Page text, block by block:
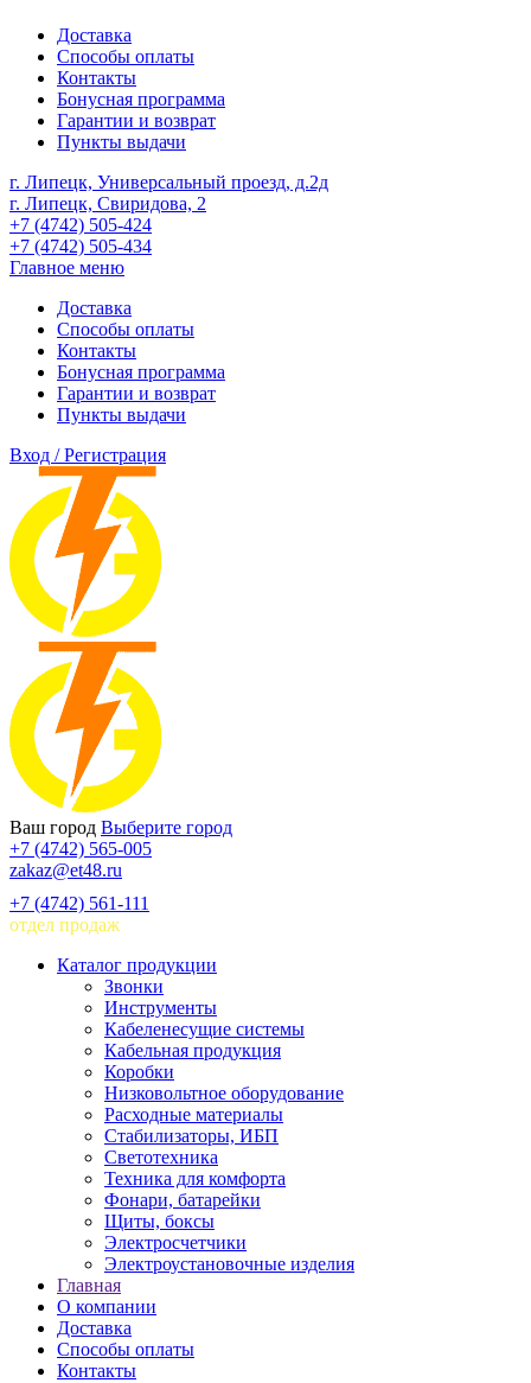
Доставка
Способы оплаты
Контакты
Бонусная программа
Гарантии и возврат
Пункты выдачи
г. Липецк, Универсальный проезд, д.2д
г. Липецк, Свиридова, 2
+7 (4742) 505-424
+7 (4742) 505-434
Главное меню
Доставка
Способы оплаты
Контакты
Бонусная программа
Гарантии и возврат
Пункты выдачи
Вход / Регистрация
Ваш город Выберите город
+7 (4742) 565-005
zakaz@et48.ru
+7 (4742) 561-111
отдел продаж
Каталог продукции
Звонки
Инструменты
Кабеленесущие системы
Кабельная продукция
Коробки
Низковольтное оборудование
Расходные материалы
Стабилизаторы, ИБП
Светотехника
Техника для комфорта
Фонари, батарейки
Щиты, боксы
Электросчетчики
Электроустановочные изделия
Главная
О компании
Доставка
Способы оплаты
Контакты